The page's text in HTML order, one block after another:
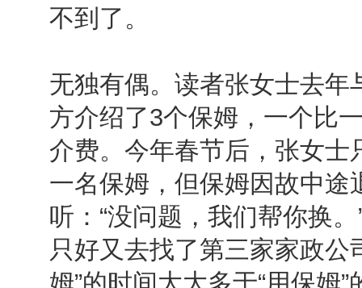
不到了。
无独有偶。读者张女士去
方介绍了3个保姆，一个比
介费。今年春节后，张女
一名保姆，但保姆因故中
听：“没问题，我们帮你换
只好又去找了第三家家政公